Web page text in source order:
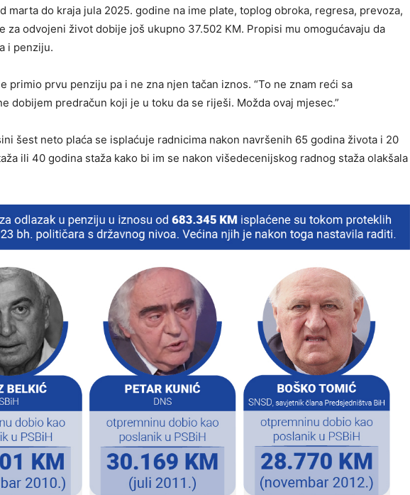
marta do kraja jula 2025. godine na ime plate, toplog obroka, regresa, prevoza,
za odvojeni život dobije još ukupno 37.502 KM. Propisi mu omogućavaju da
i penziju.
primio prvu penziju pa i ne zna njen tačan iznos. “To ne znam reći sa
dobijem predračun koji je u toku da se riješi. Možda ovaj mjesec.”
šest neto plaća se isplaćuje radnicima nakon navršenih 65 godina života i 20
ili 40 godina staža kako bi im se nakon višedecenijskog radnog staža olakšala